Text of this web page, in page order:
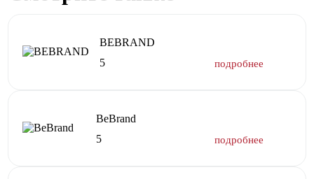
BEBRAND
5
BeBrand
5